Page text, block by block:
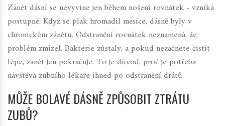
Zánět dásní se nevyvine jen během nošení rovnátek - vzniká
postupně. Když se plak hromadil měsíce, dásně byly v
chronickém zánětu. Odstranění rovnátek neznamená, že
problém zmizel. Bakterie zůstaly, a pokud nezačnete čistit
lépe, zánět jen pokračuje. To je důvod, proč je potřeba
návštěva zubního lékaře ihned po odstranění drátů.
MŮŽE BOLAVÉ DÁSNĚ ZPŮSOBIT ZTRÁTU
ZUBŮ?